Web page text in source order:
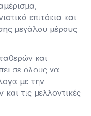
επιτόκια και
μεγάλου μέρους
και
σε όλους να
με την
τις μελλοντικές